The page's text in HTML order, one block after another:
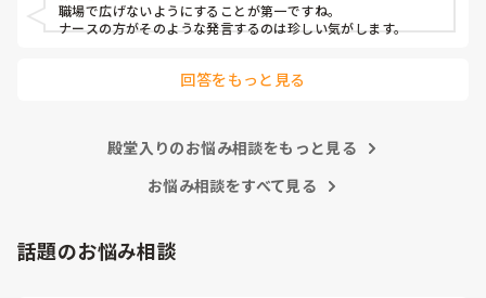
職場で広げないようにすることが第一ですね。
ナースの方がそのような発言するのは珍しい気がします。
回答をもっと見る
殿堂入りのお悩み相談をもっと見る
お悩み相談をすべて見る
話題のお悩み相談